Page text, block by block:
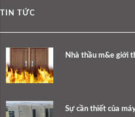
TIN TỨC
Nhà thầu m&e giới
Sự cần thiết của